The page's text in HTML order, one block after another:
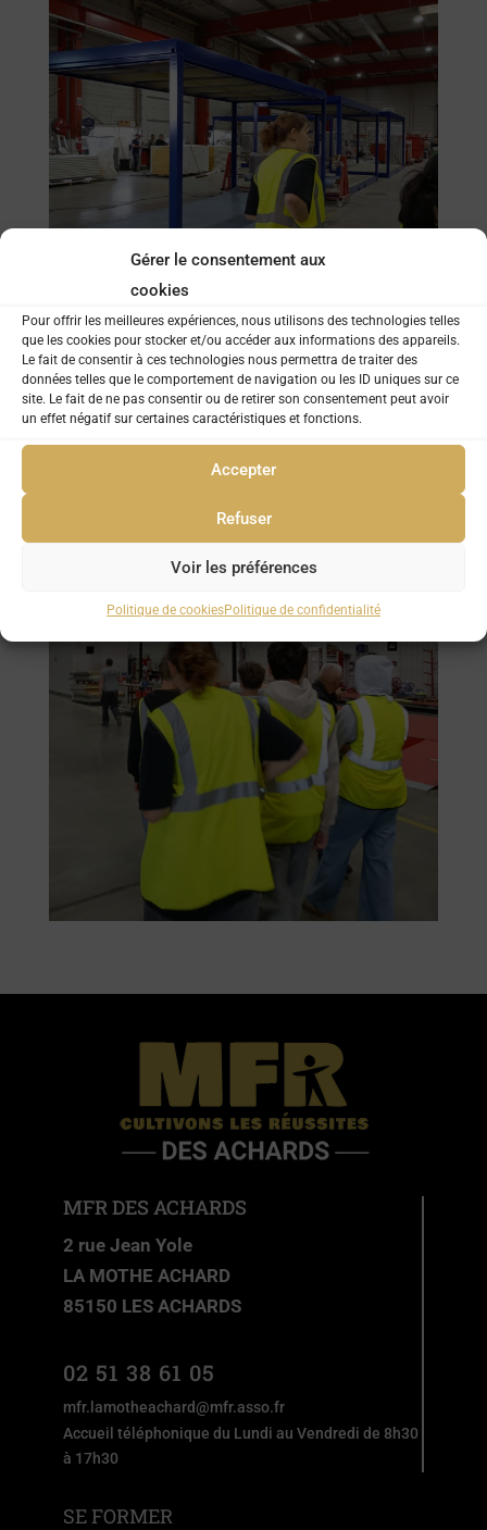
Gérer le consentement aux
cookies
Pour offrir les meilleures expériences, nous utilisons des technologies telles
que les cookies pour stocker et/ou accéder aux informations des appareils.
Le fait de consentir à ces technologies nous permettra de traiter des
données telles que le comportement de navigation ou les ID uniques sur ce
site. Le fait de ne pas consentir ou de retirer son consentement peut avoir
un effet négatif sur certaines caractéristiques et fonctions.
Accepter
Refuser
Voir les préférences
Politique de cookiesPolitique de confidentialité
MFR DES ACHARDS
2 rue Jean Yole
LA MOTHE ACHARD
85150 LES ACHARDS
02 51 38 61 05
mfr.lamotheachard@mfr.asso.fr
Accueil téléphonique du Lundi au Vendredi de 8h30
à 17h30
SE FORMER